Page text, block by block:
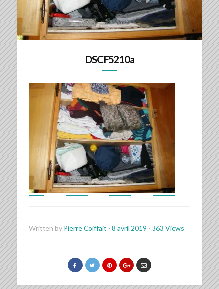
DSCF5210a
Written by Pierre Coiffait - 8 avril 2019 - 863 Views